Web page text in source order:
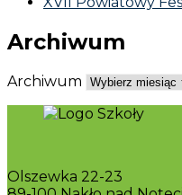
Archiwum
Archiwum
Olszewka 22-23